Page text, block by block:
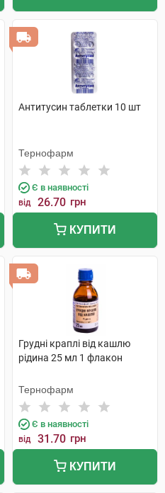
Антитусин таблетки 10 шт
Тернофарм
Є в наявності
від 26.70 грн
КУПИТИ
Грудні краплі від кашлю
рідина 25 мл 1 флакон
Тернофарм
Є в наявності
від 31.70 грн
КУПИТИ